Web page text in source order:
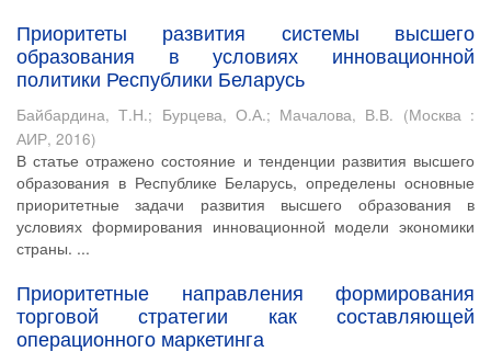
Приоритеты развития системы высшего
образования в условиях инновационной
политики Республики Беларусь
Байбардина, Т.Н.; Бурцева, О.А.; Мачалова, В.В. (Москва :
АИР, 2016)
В статье отражено состояние и тенденции развития высшего
образования в Республике Беларусь, определены основные
приоритетные задачи развития высшего образования в
условиях формирования инновационной модели экономики
страны. ...
Приоритетные направления формирования
торговой стратегии как составляющей
операционного маркетинга